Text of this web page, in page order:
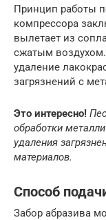
Принцип работы
компрессора
вылетает из
сжатым
удаление
загрязнений с
Это интересно!
обработки
удаления
материалов.
Способ
Забор абразива